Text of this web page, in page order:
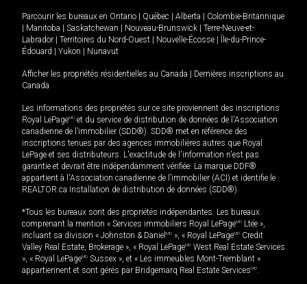
Parcourir les bureaux en Ontario Québec Alberta
Colombie-Britannique
Manitoba Saskatchewan Nouveau-Brunswick
Terre-Neuve-et-
Labrador
Territoires du Nord-Ouest Nouvelle-Écosse
Île-du-Prince-
Édouard
Yukon Nunavut
Afficher les propriétés résidentielles au Canada
Dernières inscriptions au
Canada
Les informations des propriétés sur ce site proviennent des inscriptions
Royal LePageMD et du service de distribution de données de l'Association
canadienne de l’immobilier (SDD®). SDD® met en référence des
inscriptions tenues par des agences immobilières autres que Royal
LePage et ses distributeurs. L'exactitude de l'information n'est pas
garantie et devrait être indépendamment vérifiée. La marque DDF®
appartient à l'Association canadienne de l’immobilier (ACI) et identifie le
REALTOR.ca Installation de distribution de données (SDD®).
*Tous les bureaux sont des propriétés indépendantes. Les bureaux
comprenant la mention « Services immobiliers Royal LePageMD Ltée »,
incluant sa division « Johnston & Daniel MD », « Royal LePageMD Credit
Valley Real Estate, Brokerage », « Royal LePageMD West Real Estate Services
», « Royal LePageMD Sussex », et « Les immeubles Mont-Tremblant »
appartiennent et sont gérés par Bridgemarq Real Estate ServicesMD.